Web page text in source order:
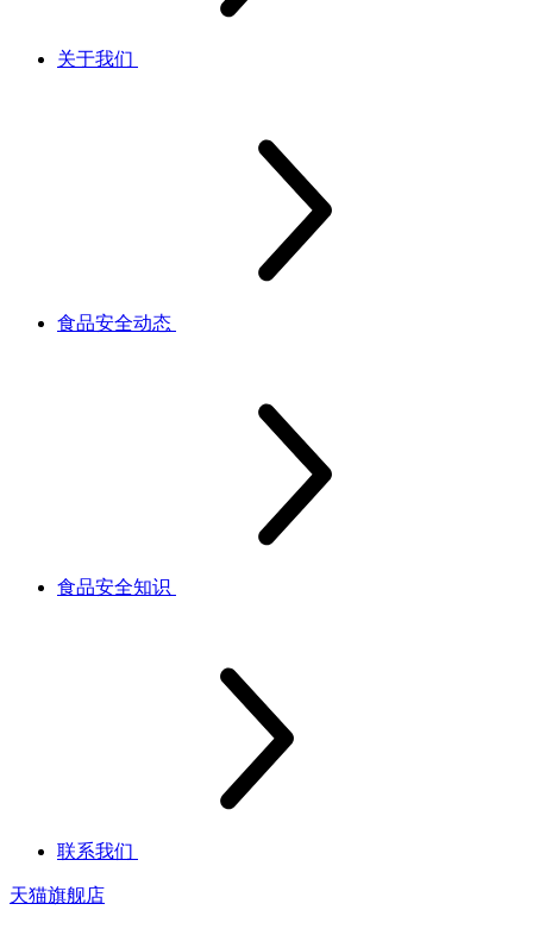
关于我们
食品安全动态
食品安全知识
联系我们
天猫旗舰店